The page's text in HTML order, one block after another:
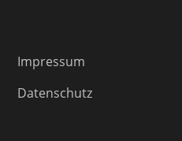
Impressum
Datenschutz